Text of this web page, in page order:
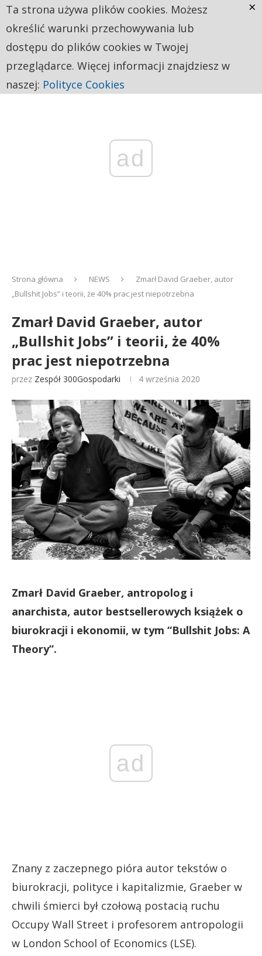
ad
Strona główna NEWS
Zmarł David Graeber, autor
„Bullshit Jobs” i teorii, że 40% prac jest niepotrzebna
Zmarł David Graeber, autor
„Bullshit Jobs” i teorii, że 40%
prac jest niepotrzebna
przez Zespół 300Gospodarki 4 września 2020
Zmarł David Graeber, antropolog i
anarchista, autor bestsellerowych książek o
biurokracji i ekonomii, w tym “Bullshit Jobs: A
Theory”.
ad
Znany z zaczepnego pióra autor tekstów o
biurokracji, polityce i kapitalizmie, Graeber w
chwili śmierci był czołową postacią ruchu
Occupy Wall Street i profesorem antropologii
w London School of Economics (LSE).
Ta strona używa plików cookies. Możesz
określić warunki przechowywania lub
dostępu do plików cookies w Twojej
przeglądarce. Więcej informacji znajdziesz w
naszej: Polityce Cookies
×